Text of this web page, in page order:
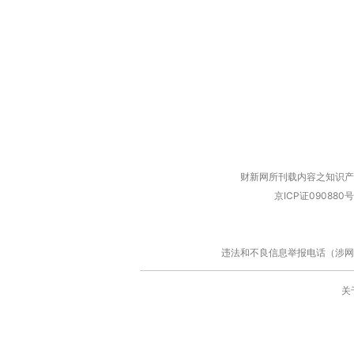
财新网所刊载内容之知识
京ICP证090880号
违法和不良信息举报电话（涉
关